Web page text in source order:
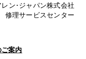
ン･ジャパン株式会社
修理サービスセンター
案内